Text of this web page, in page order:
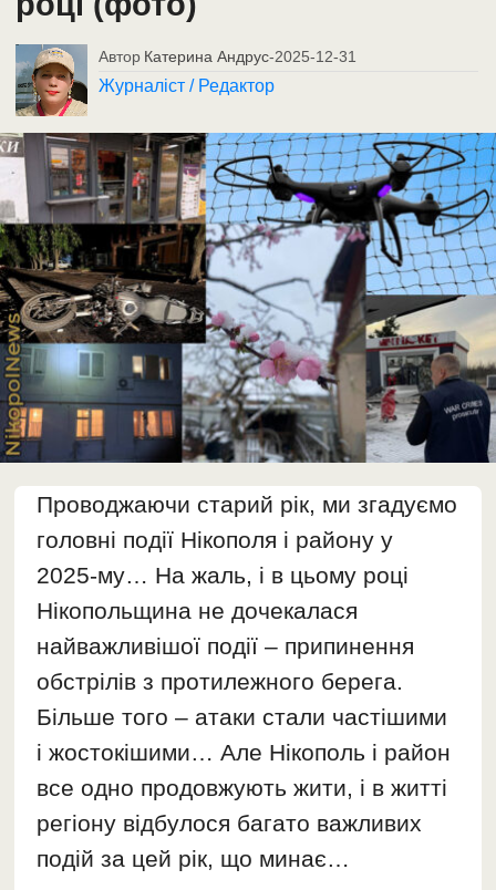
Автор Катерина Андрус-2025-12-31
Журналіст / Редактор
Проводжаючи старий рік, ми згадуємо
головні події Нікополя і району у
2025-му… На жаль, і в цьому році
Нікопольщина не дочекалася
найважливішої події – припинення
обстрілів з протилежного берега.
Більше того – атаки стали частішими
і жостокішими… Але Нікополь і район
все одно продовжують жити, і в житті
регіону відбулося багато важливих
подій за цей рік, що минає…